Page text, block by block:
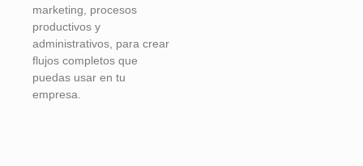
marketing, procesos
productivos y
administrativos, para crear
flujos completos que
puedas usar en tu
empresa.